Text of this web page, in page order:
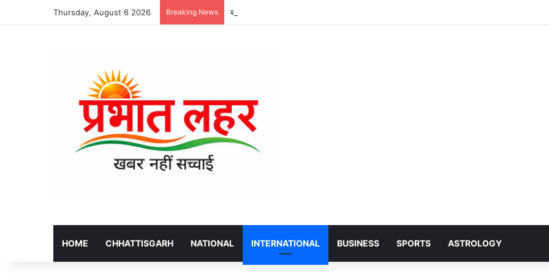
Thursday, August 6 2026 Breaking News बलौदा बाजार की बेटी शिवांशी केसरवानी ने रचा इतिहास, केसरवानी समाज की बनीं पहली कमर्शियल पायलट
HOME CHHATTISGARH NATIONAL INTERNATIONAL BUSINESS SPORTS ASTROLOGY